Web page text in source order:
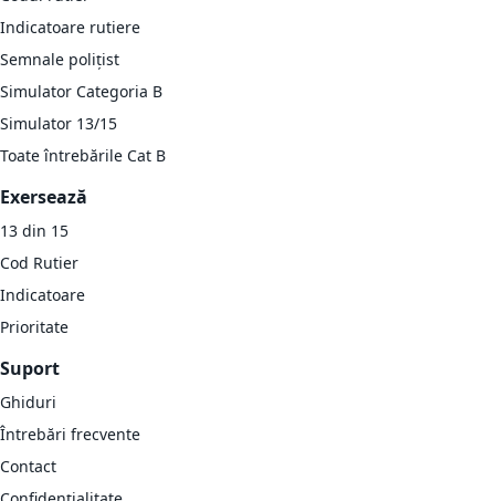
Indicatoare rutiere
Semnale polițist
Simulator Categoria B
Simulator 13/15
Toate întrebările Cat B
Exersează
13 din 15
Cod Rutier
Indicatoare
Prioritate
Suport
Ghiduri
Întrebări frecvente
Contact